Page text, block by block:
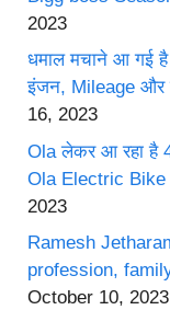
2023
धमाल मचाने आ गई
इंजन, Mileage और
16, 2023
Ola लेकर आ रहा है
Ola Electric Bike
2023
Ramesh
profession,
October 10, 2023